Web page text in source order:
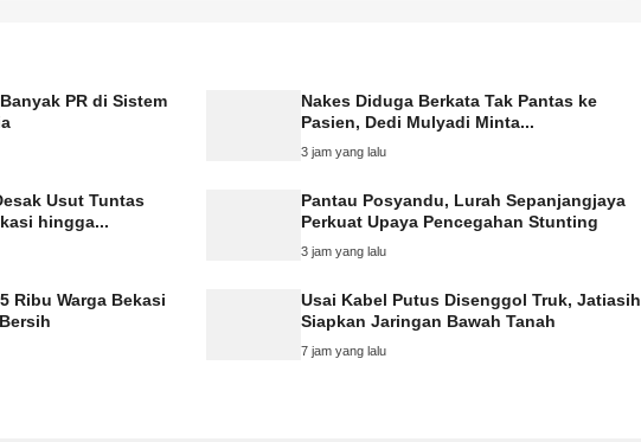
PR di Sistem
Nakes Diduga Berkata Tak Pantas ke
Pasien, Dedi Mulyadi Minta...
3 jam yang lalu
Usut Tuntas
hingga...
Pantau Posyandu, Lurah Sepanjangjaya
Perkuat Upaya Pencegahan Stunting
3 jam yang lalu
Ribu Warga Bekasi
Usai Kabel Putus Disenggol Truk, Jatiasih
Siapkan Jaringan Bawah Tanah
7 jam yang lalu